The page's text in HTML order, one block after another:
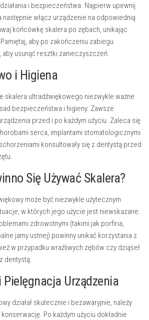
i bezpieczeństwa. Najpierw upewnij
następnie włącz urządzenie na odpowiednią
końcówkę skalera po zębach, unikając
aby po zakończeniu zabiegu
aby usunąć resztki zanieczyszczeń.
i Higiena
skalera ultradźwiękowego niezwykle ważne
bezpieczeństwa i higieny. Zawsze
przed i po każdym użyciu. Zaleca się
serca, implantami stomatologicznymi
konsultowały się z dentystą przed
Się Używać Skalera?
może być niezwykle użytecznym
w których jego użycie jest niewskazane.
zdrowotnymi (takimi jak porfiria,
jamy ustnej) powinny unikać korzystania z
w przypadku wrażliwych zębów czy dziąseł
dentystą.
Urządzenia
działał skutecznie i bezawaryjnie, należy
Po każdym użyciu dokładnie